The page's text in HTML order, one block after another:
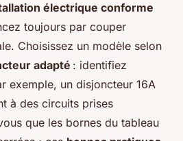
électrique conforme
toujours par couper
Choisissez un modèle selon
adapté : identifiez
exemple, un disjoncteur 16A
à des circuits prises
que les bornes du tableau